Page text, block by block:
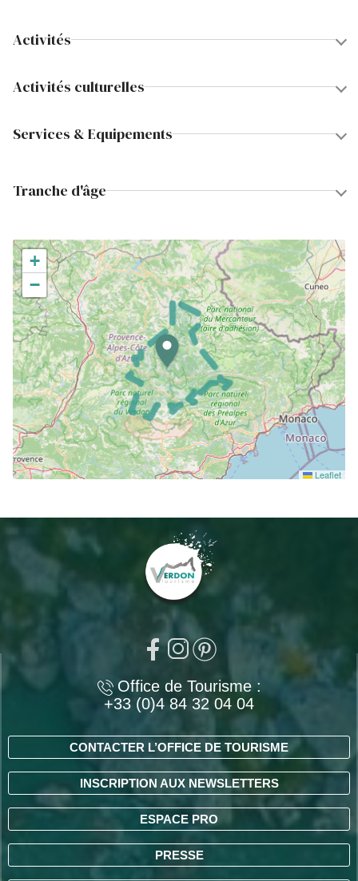
Activités
Activités culturelles
Services & Equipements
Tranche d'âge
+
−
Leaflet
Office de Tourisme :
+33 (0)4 84 32 04 04
CONTACTER L’OFFICE DE TOURISME
INSCRIPTION AUX NEWSLETTERS
ESPACE PRO
PRESSE